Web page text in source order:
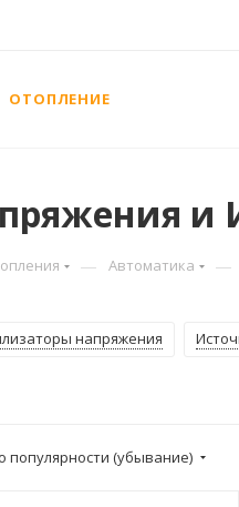
ОТОПЛЕНИЕ
и
— Автоматика —
напряжения
популярности (убывание)